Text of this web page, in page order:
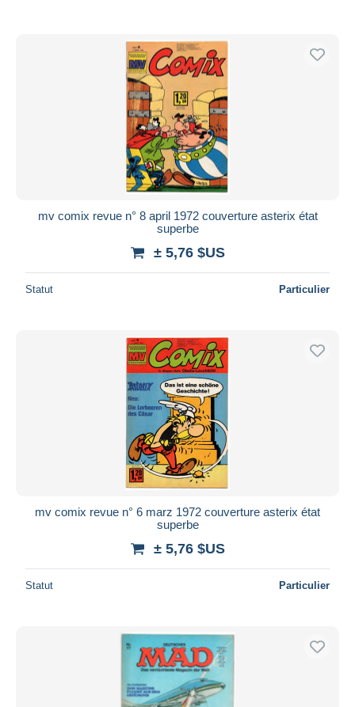
mv comix revue n° 8 april 1972 couverture asterix état
superbe
± 5,76 $US
Statut Particulier
mv comix revue n° 6 marz 1972 couverture asterix état
superbe
± 5,76 $US
Statut Particulier